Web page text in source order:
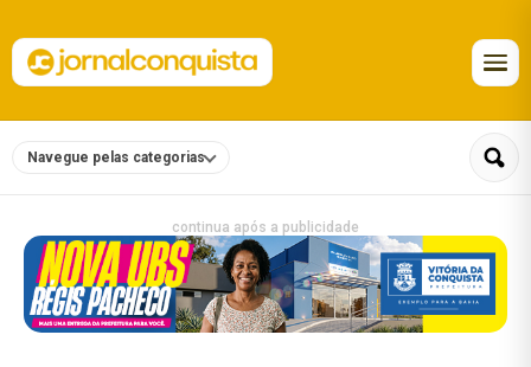
Navegue pelas categorias
continua após a publicidade